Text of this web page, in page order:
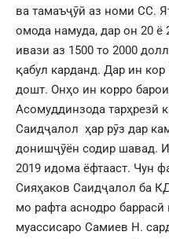
ва тамаъҷӯӣ аз номи СС.
омода намуда, дар он 20 ё
ивази аз 1500 то 2000
қабул карданд. Дар ин кор
дошт. Онҳо ин корро
Асомуддинзода тарҳрезӣ
Саидҷалол ҳар рӯз дар
донишҷӯён содир шавад.
2019 идома ёфтааст. Чун
Сияҳаков Саидҷалол ба
мо рафта аснодро
муассисаро Самиев Н.